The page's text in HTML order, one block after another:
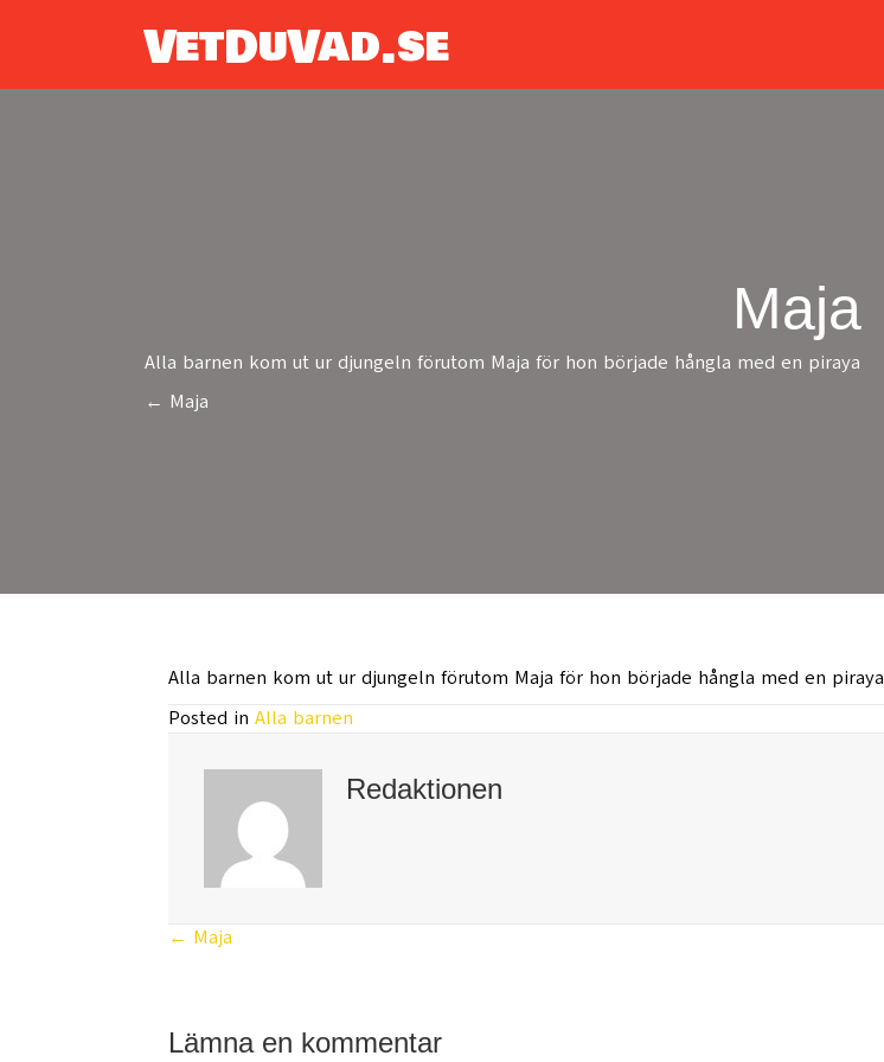
VetDuVad.se
Maja
Alla barnen kom ut ur djungeln förutom Maja för hon började hångla med en piraya
Posts
← Maja
Alla barnen kom ut ur djungeln förutom Maja för hon började hångla med en piraya
Posted in Alla barnen
Redaktionen
Posts
← Maja
Lämna en kommentar